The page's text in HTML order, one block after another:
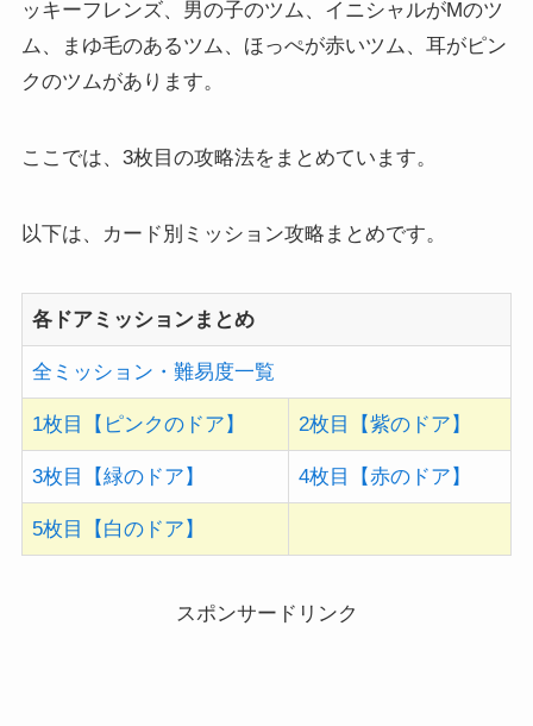
ッキーフレンズ、男の子のツム、イニシャルがMのツ
ム、まゆ毛のあるツム、ほっぺが赤いツム、耳がピン
クのツムがあります。
ここでは、3枚目の攻略法をまとめています。
以下は、カード別ミッション攻略まとめです。
各ドアミッションまとめ
全ミッション・難易度一覧
1枚目【ピンクのドア】 2枚目【紫のドア】
3枚目【緑のドア】 4枚目【赤のドア】
5枚目【白のドア】
スポンサードリンク